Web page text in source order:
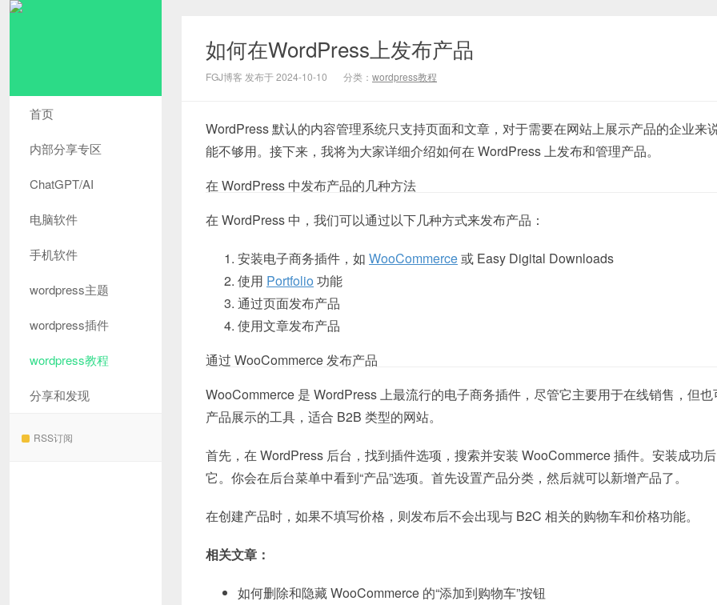
首页
内部分享专区
ChatGPT/AI
电脑软件
手机软件
wordpress主题
wordpress插件
wordpress教程
分享和发现
RSS订阅
如何在WordPress上发布产品
FGJ博客 发布于 2024-10-10 分类： wordpress教程
WordPress 默认的内容管理系统只支持页面和文章，对于需要在网站上展示产品的企业来
能不够用。接下来，我将为大家详细介绍如何在 WordPress 上发布和管理产品。
在 WordPress 中发布产品的几种方法
在 WordPress 中，我们可以通过以下几种方式来发布产品：
安装电子商务插件，如 WooCommerce或 Easy Digital Downloads
使用 Portfolio 功能
通过页面发布产品
使用文章发布产品
通过 WooCommerce 发布产品
WooCommerce 是 WordPress 上最流行的电子商务插件，尽管它主要用于在线销售，但
产品展示的工具，适合 B2B 类型的网站。
首先，在 WordPress 后台，找到插件选项，搜索并安装 WooCommerce 插件。安装成功
它。你会在后台菜单中看到“产品”选项。首先设置产品分类，然后就可以新增产品了。
在创建产品时，如果不填写价格，则发布后不会出现与 B2C 相关的购物车和价格功能。
相关文章：
如何删除和隐藏 WooCommerce 的“添加到购物车”按钮